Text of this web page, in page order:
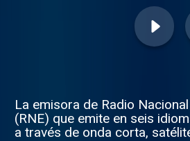
La emisora de Radio
(RNE) que emite en seis
a través de onda corta,